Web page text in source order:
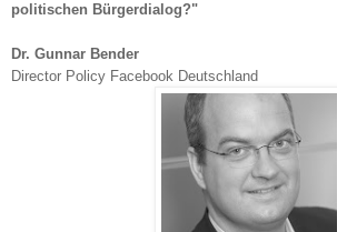
politischen Bürgerdialog?"
Dr. Gunnar Bender
Director Policy Facebook Deutschland